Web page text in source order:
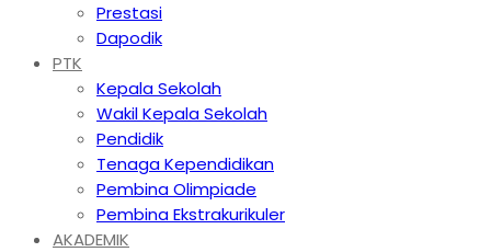
Prestasi
Dapodik
PTK
Kepala Sekolah
Wakil Kepala Sekolah
Pendidik
Tenaga Kependidikan
Pembina Olimpiade
Pembina Ekstrakurikuler
AKADEMIK